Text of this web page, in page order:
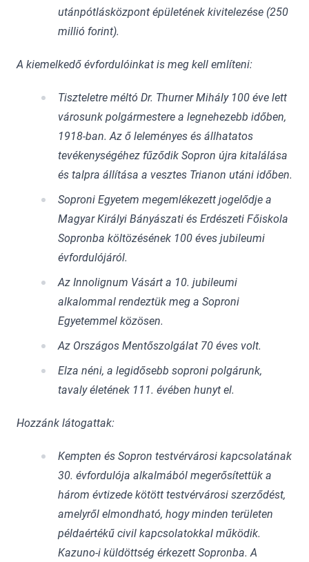
utánpótlásközpont épületének kivitelezése (250
millió forint).
A kiemelkedő évfordulóinkat is meg kell említeni:
Tiszteletre méltó Dr. Thurner Mihály 100 éve lett
városunk polgármestere a legnehezebb időben,
1918-ban. Az ő leleményes és állhatatos
tevékenységéhez fűződik Sopron újra kitalálása
és talpra állítása a vesztes Trianon utáni időben.
Soproni Egyetem megemlékezett jogelődje a
Magyar Királyi Bányászati és Erdészeti Főiskola
Sopronba költözésének 100 éves jubileumi
évfordulójáról.
Az Innolignum Vásárt a 10. jubileumi
alkalommal rendeztük meg a Soproni
Egyetemmel közösen.
Az Országos Mentőszolgálat 70 éves volt.
Elza néni, a legidősebb soproni polgárunk,
tavaly életének 111. évében hunyt el.
Hozzánk látogattak:
Kempten és Sopron testvérvárosi kapcsolatának
30. évfordulója alkalmából megerősítettük a
három évtizede kötött testvérvárosi szerződést,
amelyről elmondható, hogy minden területen
példaértékű civil kapcsolatokkal működik.
Kazuno-i küldöttség érkezett Sopronba. A